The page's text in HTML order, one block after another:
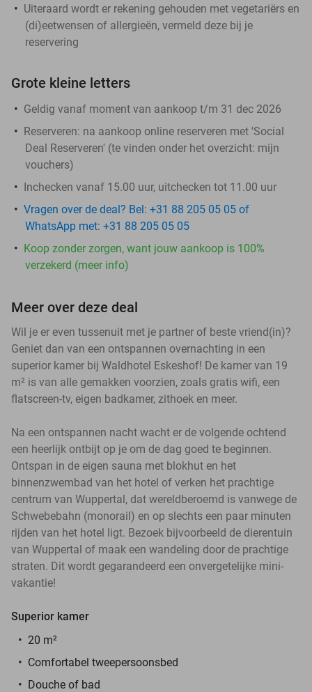
Uiteraard wordt er rekening gehouden met vegetariërs en
(di)eetwensen of allergieën, vermeld deze bij je
reservering
Grote kleine letters
Geldig vanaf moment van aankoop t/m 31 dec 2026
Reserveren: na aankoop online reserveren met 'Social
Deal Reserveren' (te vinden onder het overzicht: mijn
vouchers)
Inchecken vanaf 15.00 uur, uitchecken tot 11.00 uur
Vragen over de deal? Bel: +31 88 205 05 05 of
WhatsApp met: +31 88 205 05 05
Koop zonder zorgen, want jouw aankoop is 100%
verzekerd (meer info)
Meer over deze deal
Wil je er even tussenuit met je partner of beste vriend(in)?
Geniet dan van een ontspannen overnachting in een
superior kamer bij Waldhotel Eskeshof! De kamer van 19
m² is van alle gemakken voorzien, zoals gratis wifi, een
flatscreen-tv, eigen badkamer, zithoek en meer.
Na een ontspannen nacht wacht er de volgende ochtend
een heerlijk ontbijt op je om de dag goed te beginnen.
Ontspan in de eigen sauna met blokhut en het
binnenzwembad van het hotel of verken het prachtige
centrum van Wuppertal, dat wereldberoemd is vanwege de
Schwebebahn (monorail) en op slechts een paar minuten
rijden van het hotel ligt. Bezoek bijvoorbeeld de dierentuin
van Wuppertal of maak een wandeling door de prachtige
straten. Dit wordt gegarandeerd een onvergetelijke mini-
vakantie!
Superior kamer
20 m²
Comfortabel tweepersoonsbed
Douche of bad